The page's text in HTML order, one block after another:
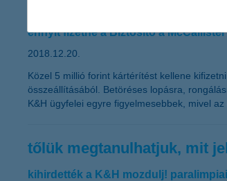
ennyit fizetne a Biztosító a
2018.12.20.
Közel 5 millió forint kártérítést kellene
összeállításából. Betöréses lopásra,
K&H ügyfelei egyre figyelmesebbek, mivel
tőlük megtanulhatjuk, mit
kihirdették a K&H mozdulj!